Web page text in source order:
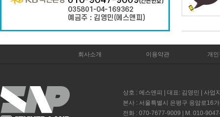
회사소개 이용약관 개
상호 : 에스앤피 | 대표: 김영민 | 사
본사 : 서울특별시 은평구 응암로16
전화 : 070-7677-9009 | M. 010-